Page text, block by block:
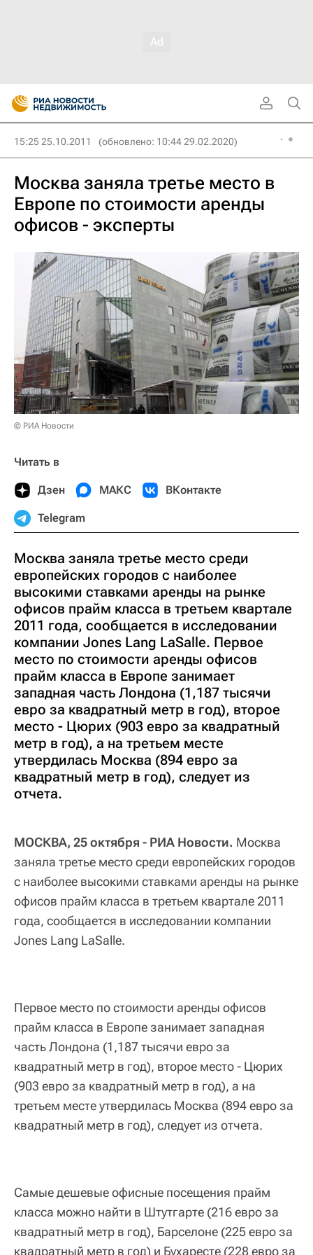
15:25 25.10.2011 (обновлено: 10:44 29.02.2020)
Москва заняла третье место в
Европе по стоимости аренды
офисов - эксперты
© РИА Новости
Читать в
Дзен МАКС ВКонтакте
Telegram
Москва заняла третье место среди
европейских городов с наиболее
высокими ставками аренды на рынке
офисов прайм класса в третьем квартале
2011 года, сообщается в исследовании
компании Jones Lang LaSalle. Первое
место по стоимости аренды офисов
прайм класса в Европе занимает
западная часть Лондона (1,187 тысячи
евро за квадратный метр в год), второе
место - Цюрих (903 евро за квадратный
метр в год), а на третьем месте
утвердилась Москва (894 евро за
квадратный метр в год), следует из
отчета.
МОСКВА, 25 октября - РИА Новости. Москва
заняла третье место среди европейских городов
с наиболее высокими ставками аренды на рынке
офисов прайм класса в третьем квартале 2011
года, сообщается в исследовании компании
Jones Lang LaSalle.
Первое место по стоимости аренды офисов
прайм класса в Европе занимает западная
часть Лондона (1,187 тысячи евро за
квадратный метр в год), второе место - Цюрих
(903 евро за квадратный метр в год), а на
третьем месте утвердилась Москва (894 евро за
квадратный метр в год), следует из отчета.
Самые дешевые офисные посещения прайм
класса можно найти в Штутгарте (216 евро за
квадратный метр в год), Барселоне (225 евро за
квадратный метр в год) и Бухаресте (228 евро за